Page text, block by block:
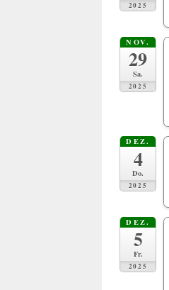
2025
NOV.
29
Sa.
2025
DEZ.
4
Do.
2025
DEZ.
5
Fr.
2025